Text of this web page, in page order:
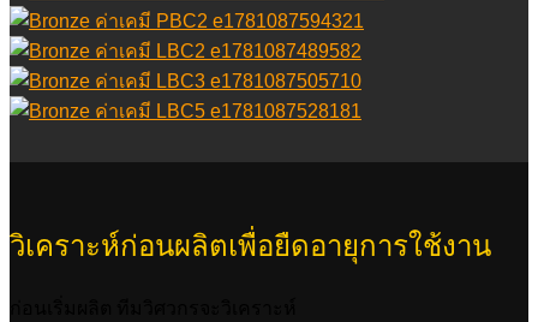
วิเคราะห์ก่อนผลิตเพื่อยืดอายุการใช้งาน